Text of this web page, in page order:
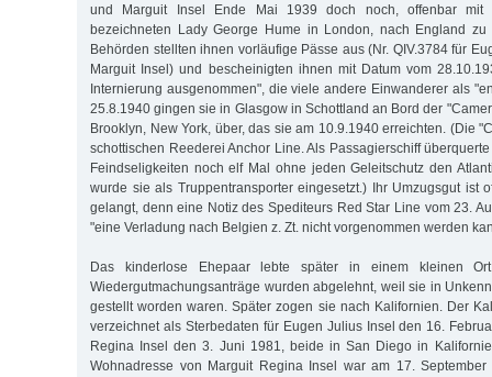
und Marguit Insel Ende Mai 1939 doch noch, offenbar
bezeichneten Lady George Hume in London, nach England
Behörden stellten ihnen vorläufige Pässe aus (Nr. QIV.3784 für
Marguit Insel) und bescheinigten ihnen mit Datum vom
Internierung ausgenommen", die viele andere Einwanderer als
25.8.1940 gingen sie in Glasgow in Schottland an Bord der
Brooklyn, New York, über, das sie am 10.9.1940 erreichten. (Die
schottischen Reederei Anchor Line. Als Passagierschiff
Feindseligkeiten noch elf Mal ohne jeden Geleitschutz den
wurde sie als Truppentransporter eingesetzt.) Ihr Umzugsgut ist
gelangt, denn eine Notiz des Spediteurs Red Star Line vom 23.
"eine Verladung nach Belgien z. Zt. nicht vorgenommen werden
Das kinderlose Ehepaar lebte später in einem kleinen Ort
Wiedergutmachungsanträge wurden abgelehnt, weil sie in
gestellt worden waren. Später zogen sie nach Kalifornien. Der
verzeichnet als Sterbedaten für Eugen Julius Insel den 16.
Regina Insel den 3. Juni 1981, beide in San Diego in
Wohnadresse von Marguit Regina Insel war am 17.